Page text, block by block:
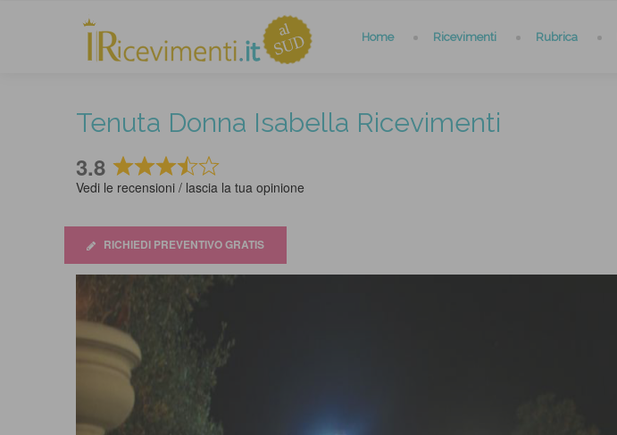
Home Ricevimenti Rubrica
Tenuta Donna Isabella Ricevimenti
3.8
Rated
3.8
of
Vedi le recensioni / lascia la tua opinione
RICHIEDI PREVENTIVO GRATIS